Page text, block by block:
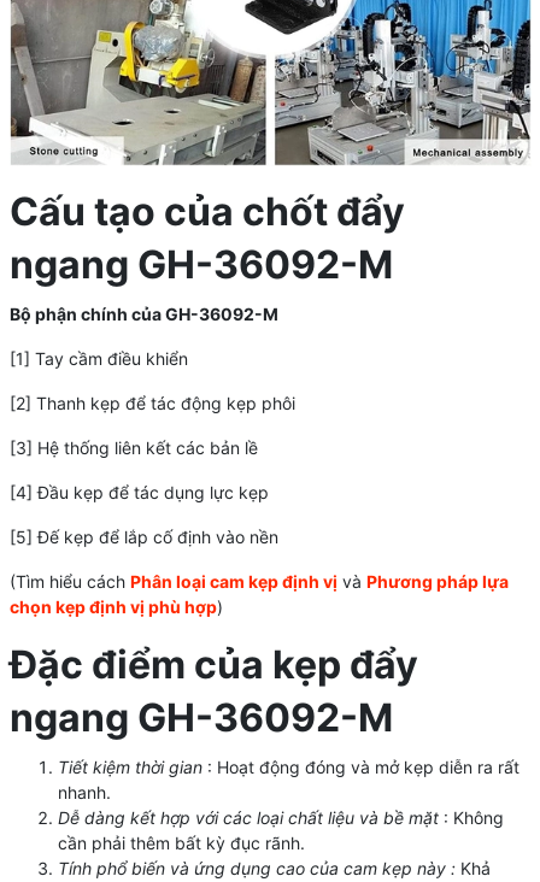
Cấu tạo của chốt đẩy
ngang GH-36092-M
Bộ phận chính của GH-36092-M
[1] Tay cầm điều khiển
[2] Thanh kẹp để tác động kẹp phôi
[3] Hệ thống liên kết các bản lề
[4] Đầu kẹp để tác dụng lực kẹp
[5] Đế kẹp để lắp cố định vào nền
(Tìm hiểu cách Phân loại cam kẹp định vị và Phương pháp lựa
chọn kẹp định vị phù hợp)
Đặc điểm của kẹp đẩy
ngang GH-36092-M
Tiết kiệm thời gian: Hoạt động đóng và mở kẹp diễn ra rất
nhanh.
Dễ dàng kết hợp với các loại chất liệu và bề mặt: Không
cần phải thêm bất kỳ đục rãnh.
Tính phổ biến và ứng dụng cao của cam kẹp này :Khả